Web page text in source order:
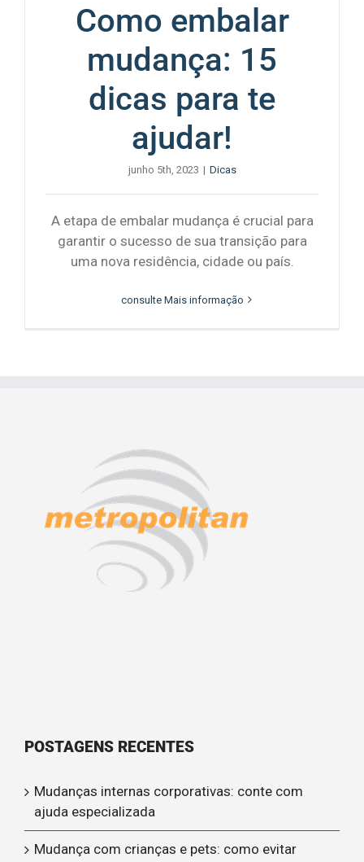
Como embalar
mudança: 15
dicas para te
ajudar!
junho 5th, 2023 | Dicas
A etapa de embalar mudança é crucial para
garantir o sucesso de sua transição para
uma nova residência, cidade ou país.
consulte Mais informação
POSTAGENS RECENTES
Mudanças internas corporativas: conte com
ajuda especializada
Mudança com crianças e pets: como evitar